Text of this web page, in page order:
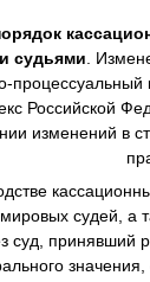
судьями.
Российской
изменений в
судей, а
принявший